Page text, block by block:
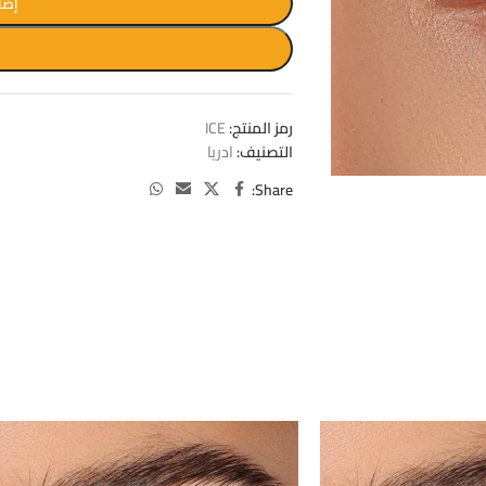
رمز المنتج:ICE
التصنيف:ادريا
Share: